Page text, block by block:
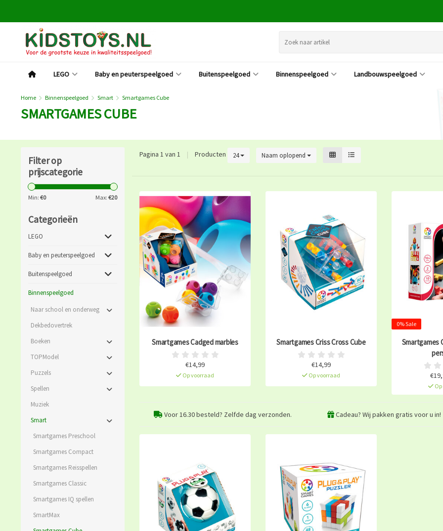
LEGO Baby en peuterspeelgoed Buitenspeelgoed Binnenspeelgoed Landbouwspeelgoed
Home Binnenspeelgoed Smart Smartgames Cube
SMARTGAMES CUBE
Filter op
prijscategorie
Min: €0 Max: €20
Categorieën
LEGO
Baby en peuterspeelgoed
Buitenspeelgoed
Binnenspeelgoed
Naar school en onderweg
Dekbedovertrek
Boeken
TOPModel
Puzzels
Spellen
Muziek
Smart
Smartgames Preschool
Smartgames Compact
Smartgames Reisspellen
Smartgames Classic
Smartgames IQ spellen
SmartMax
Pagina 1 van 1 | Producten 24 Naam oplopend
Smartgames Cadged marbles
€14,99
Op voorraad
Smartgames Criss Cross Cube
€14,99
Op voorraad
0% Sale
Smartgames
Voor 16.30 besteld? Zelfde dag verzonden. Cadeau? Wij pakken gratis voor u in!